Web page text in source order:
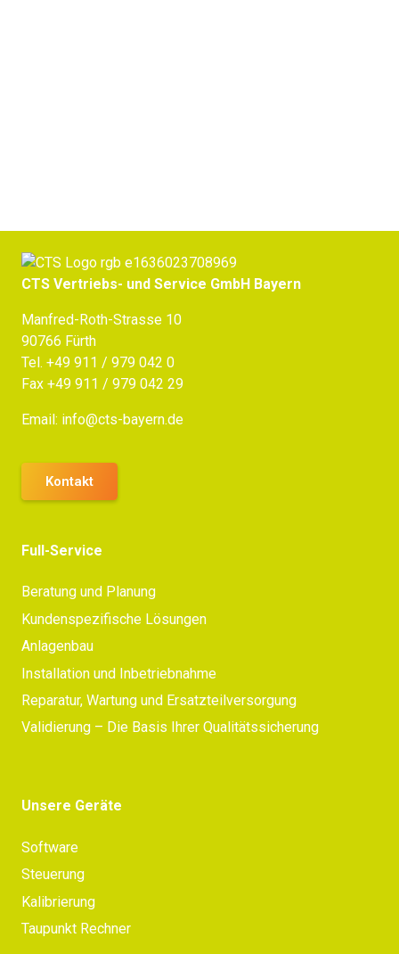
CTS Vertriebs- und Service GmbH Bayern
Manfred-Roth-Strasse 10
90766 Fürth
Tel. +49 911 / 979 042 0
Fax +49 911 / 979 042 29
Email: info@cts-bayern.de
Kontakt
Full-Service
Beratung und Planung
Kundenspezifische Lösungen
Anlagenbau
Installation und Inbetriebnahme
Reparatur, Wartung und Ersatzteilversorgung
Validierung – Die Basis Ihrer Qualitätssicherung
Unsere Geräte
Software
Steuerung
Kalibrierung
Taupunkt Rechner